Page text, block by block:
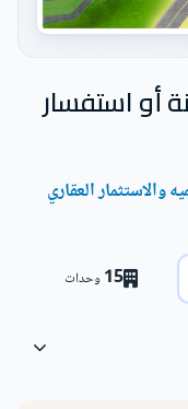
أو استفسار
والاستثمار العقاري
15وحدات